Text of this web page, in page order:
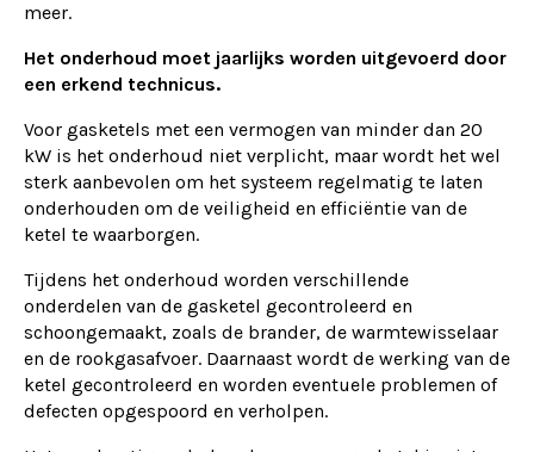
meer.
Het onderhoud moet jaarlijks worden uitgevoerd door
een erkend technicus.
Voor gasketels met een vermogen van minder dan 20
kW is het onderhoud niet verplicht, maar wordt het wel
sterk aanbevolen om het systeem regelmatig te laten
onderhouden om de veiligheid en efficiëntie van de
ketel te waarborgen.
Tijdens het onderhoud worden verschillende
onderdelen van de gasketel gecontroleerd en
schoongemaakt, zoals de brander, de warmtewisselaar
en de rookgasafvoer. Daarnaast wordt de werking van de
ketel gecontroleerd en worden eventuele problemen of
defecten opgespoord en verholpen.